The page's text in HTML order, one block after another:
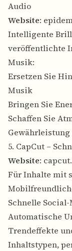
Audio
Website:
Intelligente
veröffentlichte
Musik:
Ersetzen Sie
Musik
Bringen Sie
Schaffen Sie
5. CapCut –
Website:
Für Inhalte mit
Schnelle
Automatische
Trendeffekte
Inhaltstypen,